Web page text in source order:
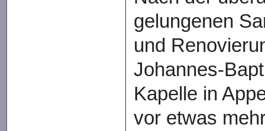
gelungenen
und
Johannes-
Kapelle in
vor etwas